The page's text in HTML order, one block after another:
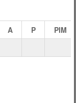
A P
PIM